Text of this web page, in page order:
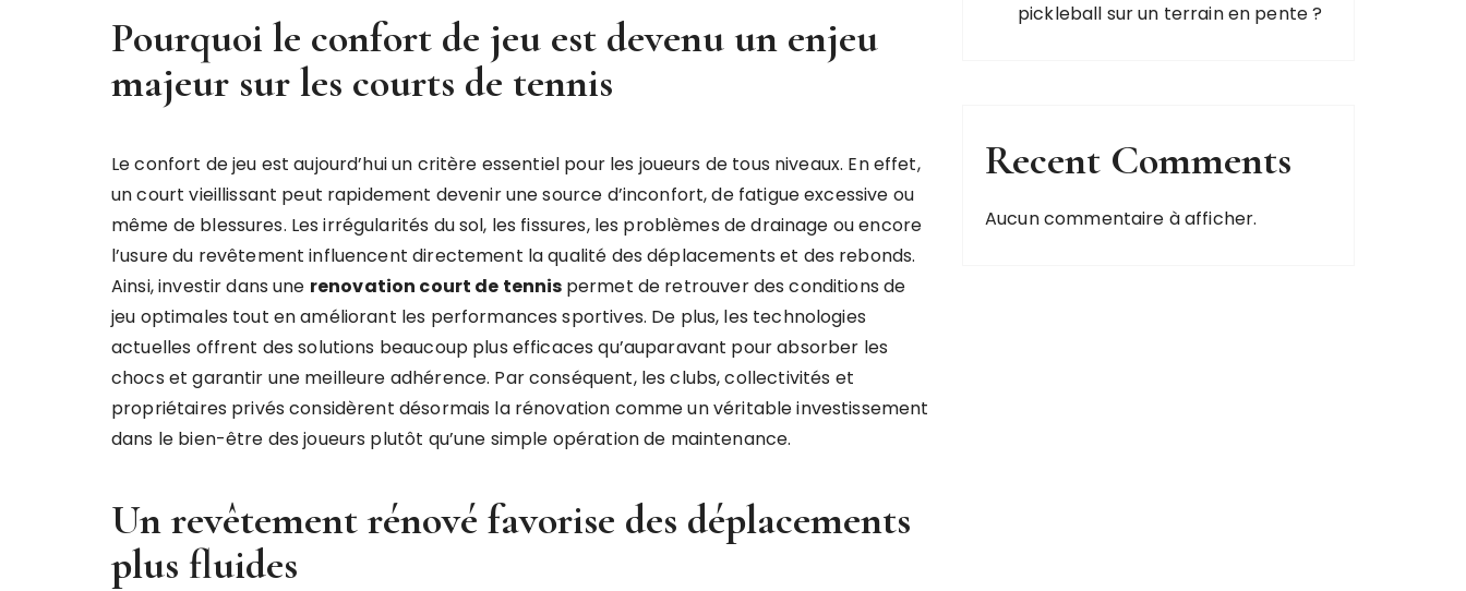
Pourquoi le confort de jeu est devenu un enjeu
majeur sur les courts de tennis
Le confort de jeu est aujourd’hui un critère essentiel pour les joueurs de tous niveaux. En effet,
un court vieillissant peut rapidement devenir une source d’inconfort, de fatigue excessive ou
même de blessures. Les irrégularités du sol, les fissures, les problèmes de drainage ou encore
l’usure du revêtement influencent directement la qualité des déplacements et des rebonds.
Ainsi, investir dans une renovation court de tennis permet de retrouver des conditions de
jeu optimales tout en améliorant les performances sportives. De plus, les technologies
actuelles offrent des solutions beaucoup plus efficaces qu’auparavant pour absorber les
chocs et garantir une meilleure adhérence. Par conséquent, les clubs, collectivités et
propriétaires privés considèrent désormais la rénovation comme un véritable investissement
dans le bien-être des joueurs plutôt qu’une simple opération de maintenance.
Un revêtement rénové favorise des déplacements
plus fluides
pickleball sur un terrain en pente ?
Recent Comments
Aucun commentaire à afficher.